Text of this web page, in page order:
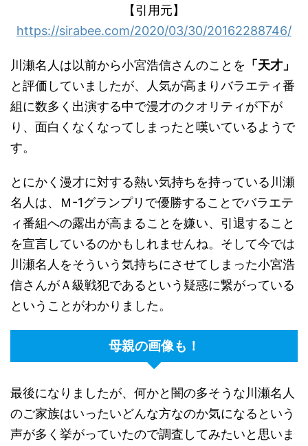
【引用元】
https://sirabee.com/2020/03/30/20162288746/
川瀬名人は以前から小宮浩信さんのことを 「天才」
と評価していましたが、人気が高まりバラエティ番
組に数多く出演する中で漫才のクオリティが下が
り、面白くなくなってしまったと嘆いているようで
す。
とにかく漫才に対する熱い気持ちを持っている川瀬
名人は、Ｍ-1グランプリで優勝することでバラエテ
ィ番組への露出が高まることを嫌い、引退すること
を宣言しているのかもしれませんね。そして今では
川瀬名人をそういう気持ちにさせてしまった小宮浩
信さんがＡ級戦犯であるという疑惑に繋がっている
ということがわかりました。
母親の画像も！
最後になりましたが、何かと闇の多そうな川瀬名人
のご家族はいったいどんな方なのか気になるという
声が多く挙がっていたので調査してみたいと思いま